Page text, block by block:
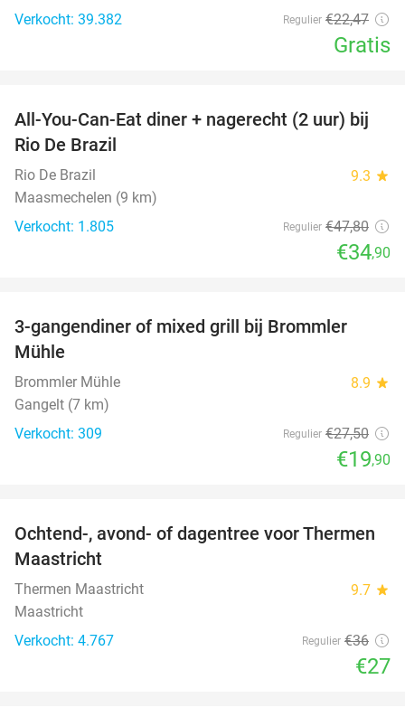
Verkocht: 39.382
Regulier €22,47
Gratis
27%
All-You-Can-Eat diner + nagerecht (2 uur) bij
Rio De Brazil
Rio De Brazil 9.3 star
Maasmechelen (9 km)
Verkocht: 1.805
Regulier €47,80
€34,90
3-gangendiner of mixed grill bij Brommler
Mühle
Brommler Mühle 8.9 star
Gangelt (7 km)
Verkocht: 309
Regulier €27,50
€19,90
25%
Ochtend-, avond- of dagentree voor Thermen
Maastricht
Thermen Maastricht 9.7 star
Maastricht
Verkocht: 4.767
Regulier €36
€27